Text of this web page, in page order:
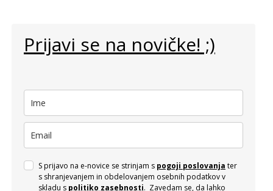
Prijavi se na novičke! ;)
S prijavo na e-novice se strinjam s pogoji poslovanja ter
s shranjevanjem in obdelovanjem osebnih podatkov v
skladu s politiko zasebnosti. Zavedam se, da lahko